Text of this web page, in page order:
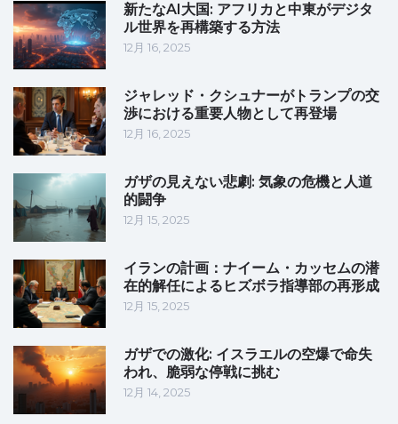
新たなAI大国: アフリカと中東がデジタ
ル世界を再構築する方法
12月 16, 2025
ジャレッド・クシュナーがトランプの交
渉における重要人物として再登場
12月 16, 2025
ガザの見えない悲劇: 気象の危機と人道
的闘争
12月 15, 2025
イランの計画：ナイーム・カッセムの潜
在的解任によるヒズボラ指導部の再形成
12月 15, 2025
ガザでの激化: イスラエルの空爆で命失
われ、脆弱な停戦に挑む
12月 14, 2025